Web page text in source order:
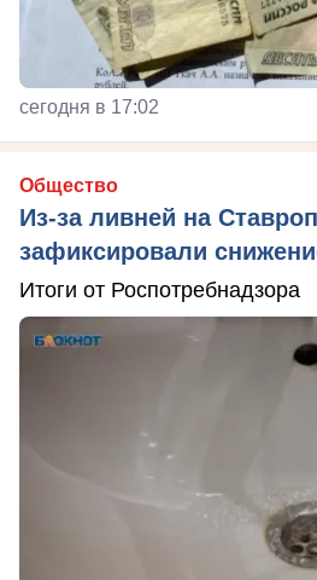
сегодня в 17:02
Общество
Из-за ливней на
зафиксировали
Итоги от Роспотребнадзора